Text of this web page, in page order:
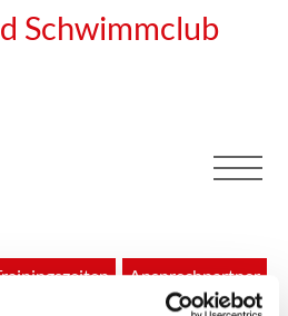
Schwimmclub
Ansprechpartner